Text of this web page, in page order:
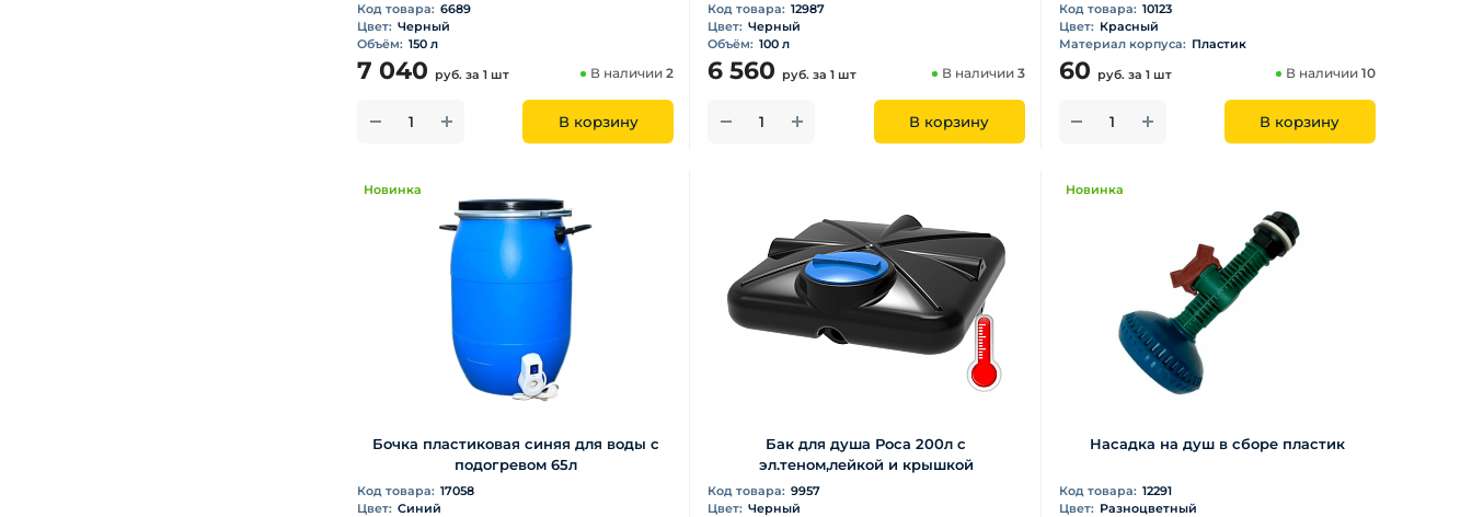
Код товара: 6689
Цвет: Черный
Объём: 150 л
7 040 руб. за 1 шт В наличии2
В корзину
Код товара: 12987
Цвет: Черный
Объём: 100 л
6 560 руб.за 1 шт В наличии 3
В корзину
Код товара: 10123
Цвет: Красный
Материал корпуса: Пластик
60 руб. за 1 шт В наличии 10
В корзину
Новинка
Бочка пластиковая синяя для воды с
подогревом 65л
Код товара: 17058
Цвет: Синий
Бак для душа Роса 200л с
эл.теном,лейкой и крышкой
Код товара: 9957
Цвет: Черный
Новинка
Насадка на душ в сборе пластик
Код товара: 12291
Цвет: Разноцветный